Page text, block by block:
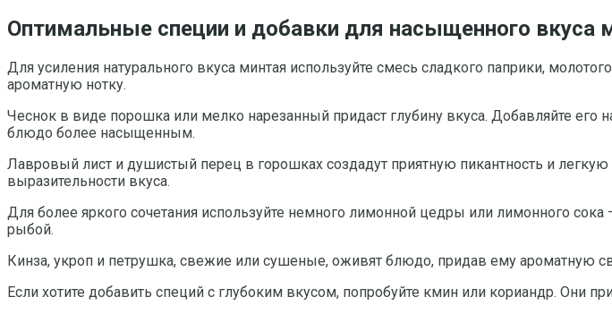
Оптимальные специи и добавки для насыщенного вкуса
Для усиления натурального вкуса минтая используйте смесь сладкого паприки,
ароматную нотку.
Чеснок в виде порошка или мелко нарезанный придаст глубину вкуса. Добавляйте его
блюдо более насыщенным.
Лавровый лист и душистый перец в горошках создадут приятную пикантность и
выразительности вкуса.
Для более яркого сочетания используйте немного лимонной цедры или лимонного
рыбой.
Кинза, укроп и петрушка, свежие или сушеные, оживят блюдо, придав ему ароматную
Если хотите добавить специй с глубоким вкусом, попробуйте кмин или кориандр.